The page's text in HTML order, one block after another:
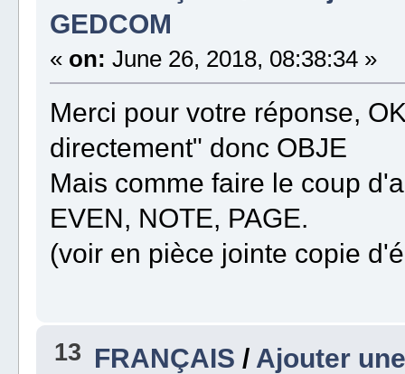
GEDCOM
« on: June 26, 2018, 08:38:34 »
Merci pour votre réponse,
directement" donc OBJE
Mais comme faire le coup
EVEN, NOTE, PAGE.
(voir en pièce jointe copie
13 FRANÇAIS / Ajouter